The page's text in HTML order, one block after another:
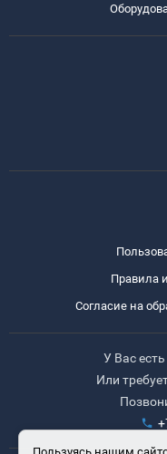
Правила
Согласие на
У Вас
Или